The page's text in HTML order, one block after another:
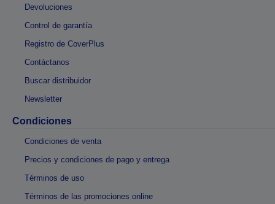
Devoluciones
Control de garantía
Registro de CoverPlus
Contáctanos
Buscar distribuidor
Newsletter
Condiciones
Condiciones de venta
Precios y condiciones de pago y entrega
Términos de uso
Términos de las promociones online